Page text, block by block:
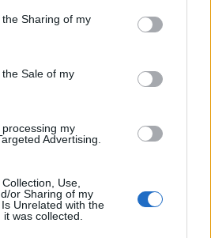
Sharing of my
Sale of my
my
Advertising.
Use,
or Sharing of my
Unrelated with the
was collected.
18°C μπορεί να βλάψει
αυτό το καλοκαίρι